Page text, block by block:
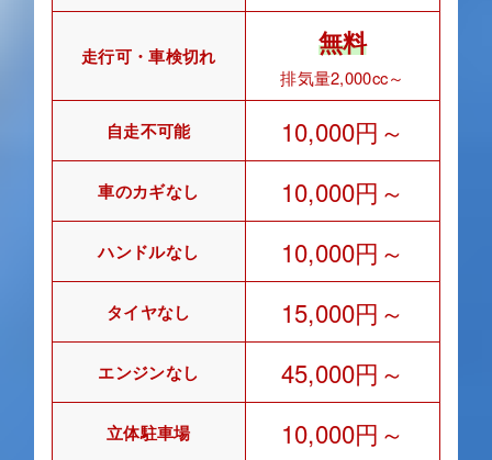
走行可・車検切れ 無料
排気量2,000cc～
自走不可能 10,000円～
車のカギなし 10,000円～
ハンドルなし 10,000円～
タイヤなし 15,000円～
エンジンなし 45,000円～
立体駐車場 10,000円～